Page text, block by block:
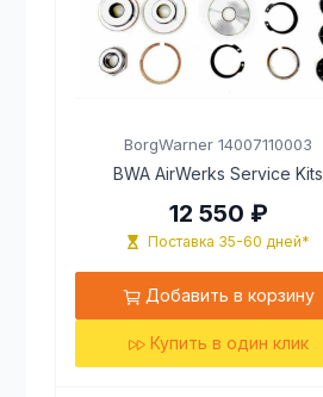
BorgWarner 14007110003
BWA AirWerks Service Kits
12 550 ₽
Поставка 35-60 дней*
Добавить в корзину
Купить в один клик